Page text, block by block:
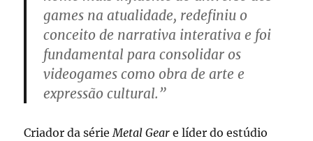
games na atualidade, redefiniu o
conceito de narrativa interativa e foi
fundamental para consolidar os
videogames como obra de arte e
expressão cultural.”
Criador da sérieMetal Gear e líder do estúdio